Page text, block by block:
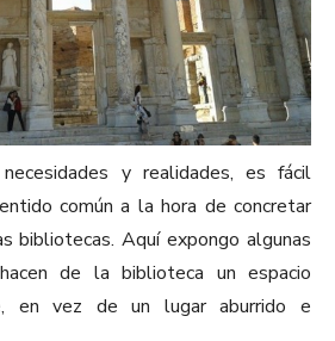
y realidades, es fácil
común a la hora de concretar
bibliotecas. Aquí expongo algunas
de la biblioteca un espacio
en vez de un lugar aburrido e